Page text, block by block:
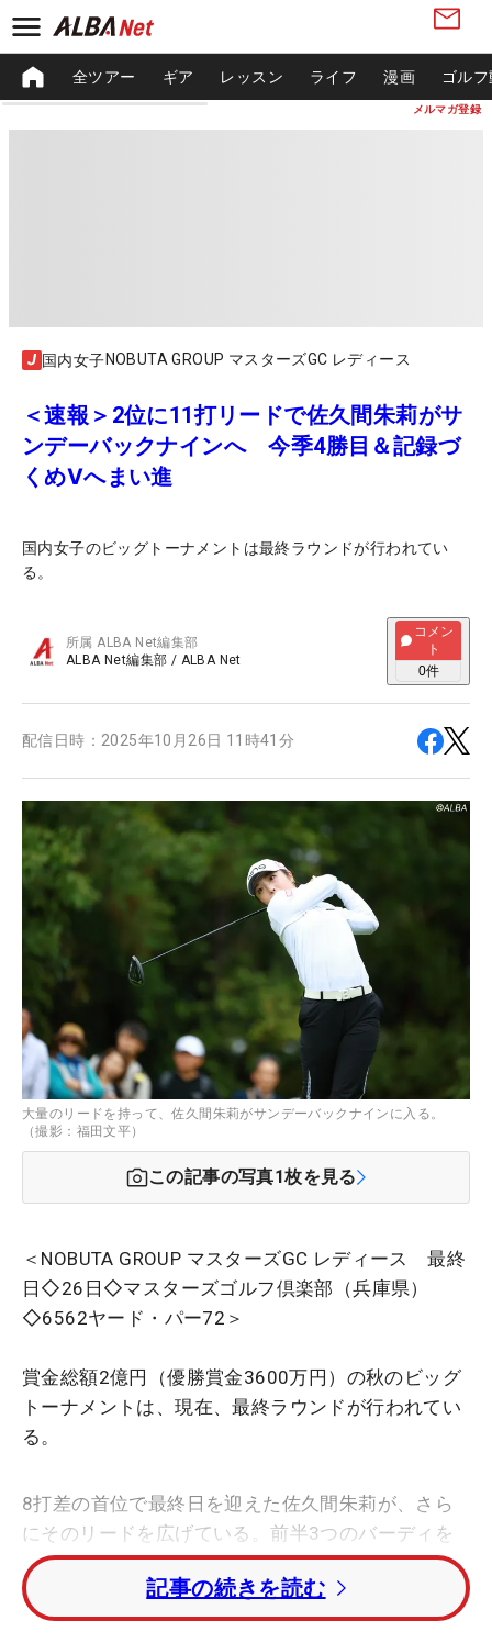
メルマガ登録
全ツアー ギア レッスン ライフ 漫画 ゴル
国内女子NOBUTA GROUP マスターズGC レディース
＜速報＞2位に11打リードで佐久間朱莉がサ
ンデーバックナインへ 今季4勝目＆記録づ
くめⅤへまい進
国内女子のビッグトーナメントは最終ラウンドが行われてい
る。
所属ALBA Net編集部
ALBA Net編集部 / ALBA Net
コメン
ト
0件
配信日時： 2025年10月26日 11時41分
大量のリードを持って、佐久間朱莉がサンデーバックナインに入る。
（撮影：福田文平）
この記事の写真1枚を見る
＜NOBUTA GROUP マスターズGC レディース 最終
日◇26日◇マスターズゴルフ倶楽部（兵庫県）
◇6562ヤード・パー72＞
賞金総額2億円（優勝賞金3600万円）の秋のビッグ
トーナメントは、現在、最終ラウンドが行われてい
る。
8打差の首位で最終日を迎えた佐久間朱莉が、さら
にそのリードを広げている。前半3つのバーディを
奪い、トータル23アンダーでハーフターン。トータ
ル12アンダーの2位・菅楓華に11打差という大差を
つけている。
記事の続きを読む